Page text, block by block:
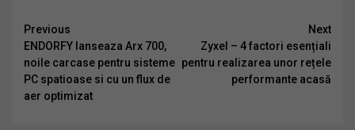
Continue
Reading
Previous
ENDORFY lanseaza Arx 700,
noile carcase pentru sisteme
PC spatioase si cu un flux de
aer optimizat
Next
Zyxel – 4 factori esențiali
pentru realizarea unor rețele
performante acasă